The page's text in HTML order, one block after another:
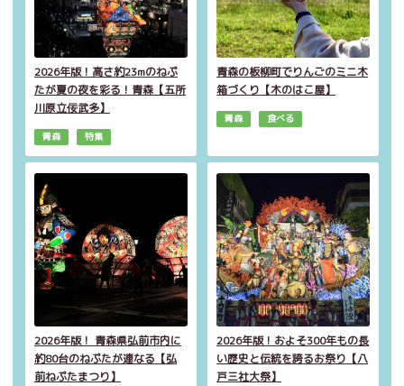
2026年版！高さ約23mのねぷ
たが夏の夜を彩る！青森【五所
川原立佞武多】
青森 特集
青森の板柳町でりんごのミニ木
箱づくり【木のはこ屋】
青森 食べる
2026年版！ 青森県弘前市内に
約80台のねぷたが連なる【弘
前ねぷたまつり】
2026年版！およそ300年もの長
い歴史と伝統を誇るお祭り【八
戸三社大祭】